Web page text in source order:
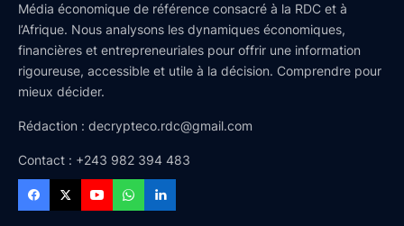
Média économique de référence consacré à la RDC et à
l’Afrique. Nous analysons les dynamiques économiques,
financières et entrepreneuriales pour offrir une information
rigoureuse, accessible et utile à la décision. Comprendre pour
mieux décider.
Rédaction : decrypteco.rdc@gmail.com
Contact : +243 982 394 483